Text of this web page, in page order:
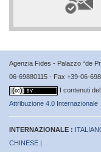
Agenzia Fides - Palazzo “de
06-69880115 - Fax +39-06-
I contenuti
Attribuzione 4.0 Internazionale
INTERNAZIONALE :
CHINESE |